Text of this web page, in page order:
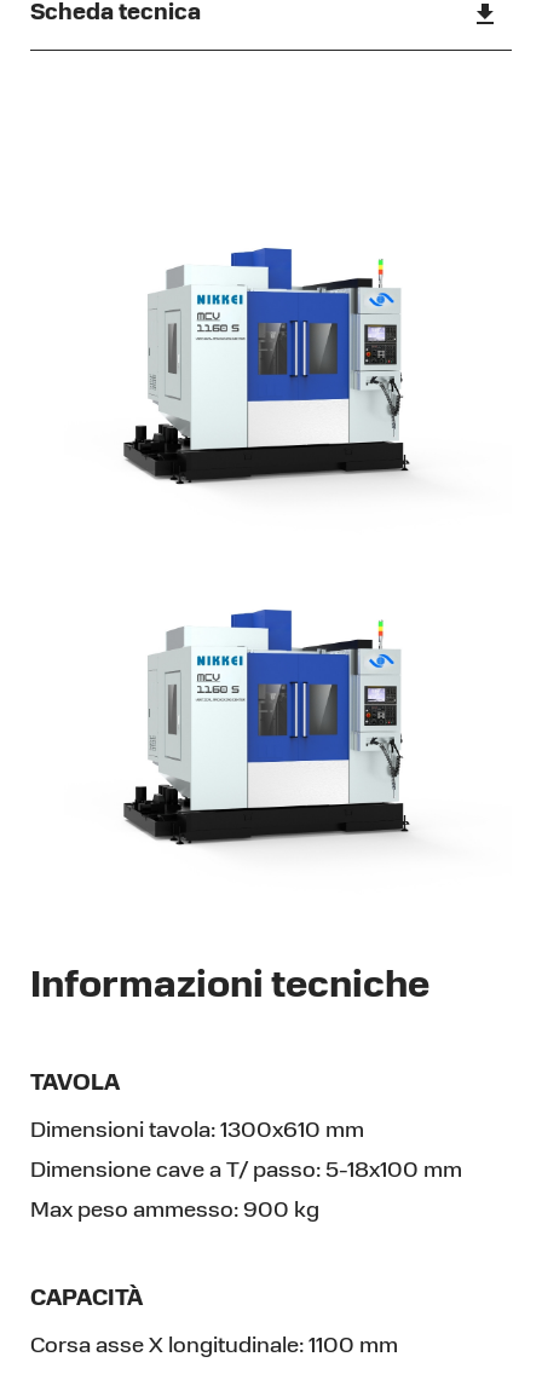
Scheda tecnica
Informazioni tecniche
TAVOLA
Dimensioni tavola: 1300x610 mm
Dimensione cave a T/ passo: 5-18x100 mm
Max peso ammesso: 900 kg
CAPACITÀ
Corsa asse X longitudinale: 1100 mm